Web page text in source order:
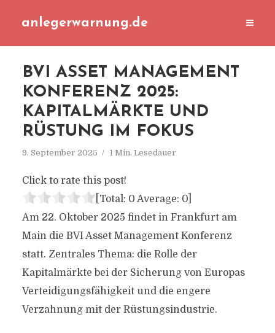
anlegerwarnung.de
BVI ASSET MANAGEMENT
KONFERENZ 2025:
KAPITALMÄRKTE UND
RÜSTUNG IM FOKUS
9. September 2025 1 Min. Lesedauer
Click to rate this post!
[Total: 0 Average: 0]
Am 22. Oktober 2025 findet in Frankfurt am
Main die BVI Asset Management Konferenz
statt. Zentrales Thema: die Rolle der
Kapitalmärkte bei der Sicherung von Europas
Verteidigungsfähigkeit und die engere
Verzahnung mit der Rüstungsindustrie.